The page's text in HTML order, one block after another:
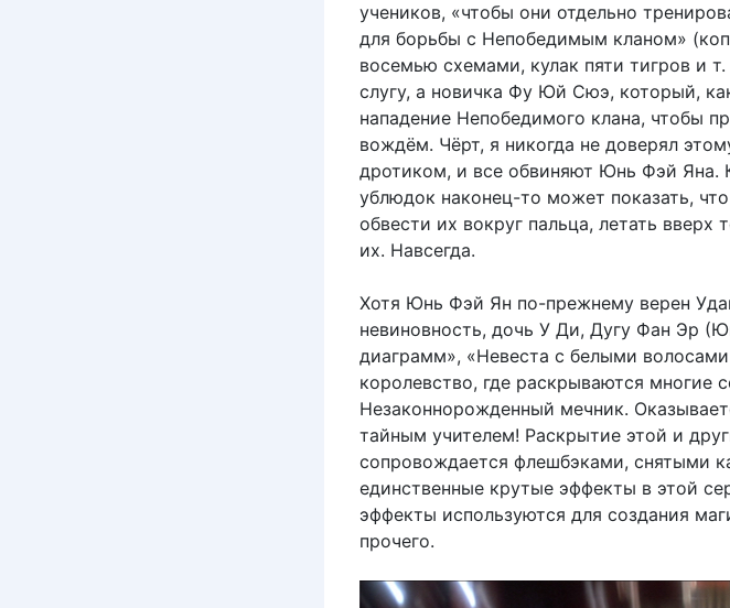
учеников, «чтобы они отдельно
для борьбы с Непобедимым кланом»
восемью схемами, кулак пяти тигров и
слугу, а новичка Фу Юй Сюэ, который,
нападение Непобедимого клана, чтобы
вождём. Чёрт, я никогда не доверял
дротиком, и все обвиняют Юнь Фэй Яна.
ублюдок наконец-то может показать,
обвести их вокруг пальца, летать
их. Навсегда.
Хотя Юнь Фэй Ян по-прежнему верен
невиновность, дочь У Ди, Дугу Фан Эр
диаграмм», «Невеста с белыми
королевство, где раскрываются
Незаконнорожденный мечник.
тайным учителем! Раскрытие этой и
сопровождается флешбэками, снятыми
единственные крутые эффекты в этой
эффекты используются для создания
прочего.